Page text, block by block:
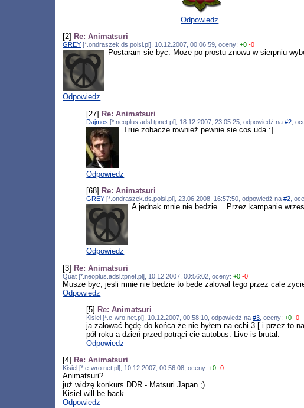
Odpowiedz
[2] Re: Animatsuri
GREY [*.ondraszek.ds.polsl.pl], 10.12.2007, 00:06:59, oceny:+0 -0
Postaram sie byc. Moze po prostu znowu w sierpniu
Odpowiedz
[27] Re: Animatsuri
Dajmos [*.neoplus.adsl.tpnet.pl], 18.12.2007, 23:05:25, odpowiedź na#2 ,
True zobacze rownież pewnie sie cos uda :]
Odpowiedz
[68] Re: Animatsuri
GREY [*.ondraszek.ds.polsl.pl], 23.06.2008, 16:57:50, odpowiedź na#2 ,
A jednak mnie nie bedzie... Przez kampanie
Odpowiedz
[3] Re: Animatsuri
Quat [*.neoplus.adsl.tpnet.pl], 10.12.2007, 00:56:02, oceny:+0 -0
Musze byc, jesli mnie nie bedzie to bede zalowal tego przez cale
Odpowiedz
[5] Re: Animatsuri
Kisiel [*.e-wro.net.pl], 10.12.2007, 00:58:10, odpowiedź na#3 , oceny:+0 -0
ja załować będę do końca że nie byłem na echi-3 [ i przez to
pół roku a dzień przed potrąci cie autobus. Live is brutal.
Odpowiedz
[4] Re: Animatsuri
Kisiel [*.e-wro.net.pl], 10.12.2007, 00:56:08, oceny:+0 -0
Animatsuri?
już widzę konkurs DDR - Matsuri Japan ;)
Kisiel will be back
Odpowiedz